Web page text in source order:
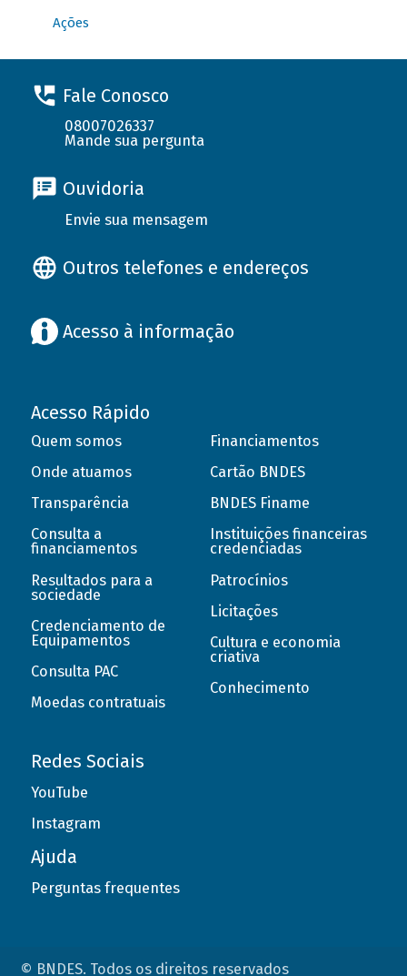
Ações
Fale Conosco
08007026337
Mande sua pergunta
Ouvidoria
Envie sua mensagem
Outros telefones e endereços
Acesso à informação
Acesso Rápido
Quem somos
Onde atuamos
Transparência
Consulta a
financiamentos
Resultados para a
sociedade
Credenciamento de
Equipamentos
Consulta PAC
Moedas contratuais
Financiamentos
Cartão BNDES
BNDES Finame
Instituições financeiras
credenciadas
Patrocínios
Licitações
Cultura e economia
criativa
Conhecimento
Redes Sociais
YouTube
Instagram
Ajuda
Perguntas frequentes
© BNDES. Todos os direitos reservados